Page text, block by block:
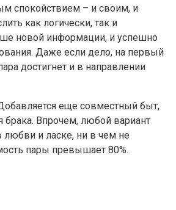
спокойствием – и своим, и
как логически, так и
новой информации, и успешно
Даже если дело, на первый
достигнет и в направлении
еще совместный быт,
Впрочем, любой вариант
любви и ласке, ни в чем не
пары превышает 80%.